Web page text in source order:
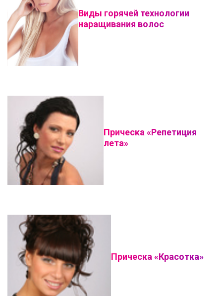
Виды горячей технологии
наращивания волос
Прическа «Репетиция
лета»
Прическа «Красотка»